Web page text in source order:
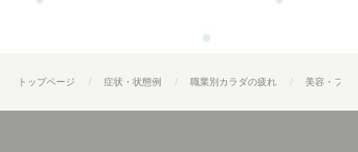
トップページ 症状・状態例 職業別カラダの疲れ 美容・ファ